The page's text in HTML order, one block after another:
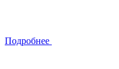
Подробнее